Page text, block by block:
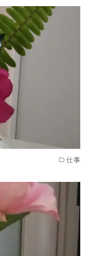
仕事